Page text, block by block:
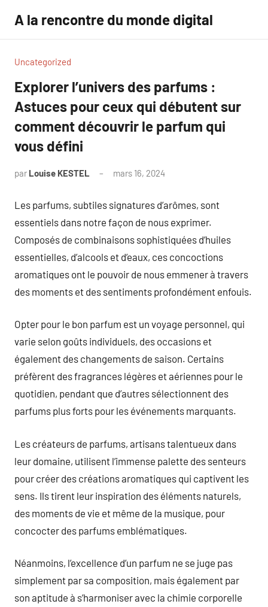
contenu
A la rencontre du monde digital
Uncategorized
Explorer l’univers des parfums :
Astuces pour ceux qui débutent sur
comment découvrir le parfum qui
vous défini
par Louise KESTEL mars 16, 2024
Les parfums, subtiles signatures d’arômes, sont
essentiels dans notre façon de nous exprimer.
Composés de combinaisons sophistiquées d’huiles
essentielles, d’alcools et d’eaux, ces concoctions
aromatiques ont le pouvoir de nous emmener à travers
des moments et des sentiments profondément enfouis.
Opter pour le bon parfum est un voyage personnel, qui
varie selon goûts individuels, des occasions et
également des changements de saison. Certains
préfèrent des fragrances légères et aériennes pour le
quotidien, pendant que d’autres sélectionnent des
parfums plus forts pour les événements marquants.
Les créateurs de parfums, artisans talentueux dans
leur domaine, utilisent l’immense palette des senteurs
pour créer des créations aromatiques qui captivent les
sens. Ils tirent leur inspiration des éléments naturels,
des moments de vie et même de la musique, pour
concocter des parfums emblématiques.
Néanmoins, l’excellence d’un parfum ne se juge pas
simplement par sa composition, mais également par
son aptitude à s’harmoniser avec la chimie corporelle